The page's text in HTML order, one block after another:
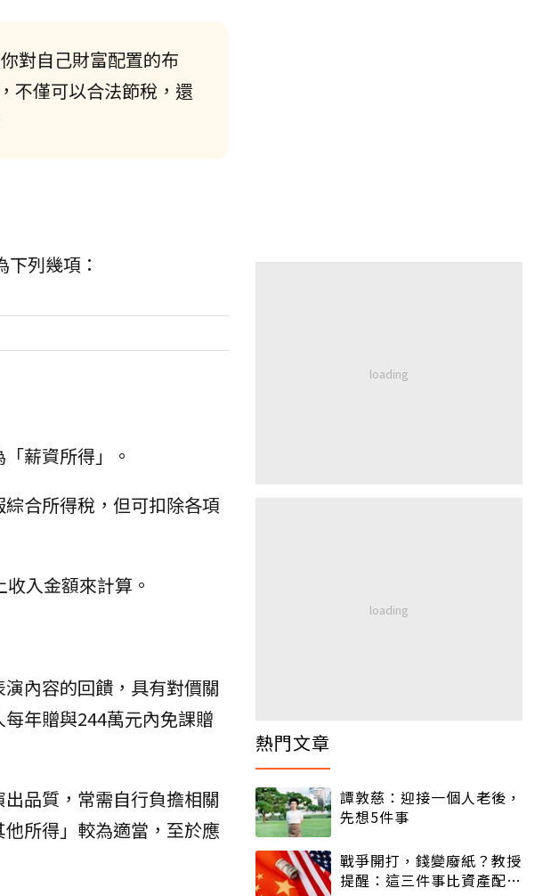
對自己財富配置的布
不僅可以合法節稅，還
列幾項：
薪資所得」。
合所得稅，但可扣除各項
入金額來計算。
內容的回饋，具有對價關
年贈與244萬元內免課贈
品質，常需自行負擔相關
所得」較為適當，至於應
熱門文章
譚敦慈：迎接一個人老後，
先想5件事
戰爭開打，錢變廢紙？教授
提醒：這三件事比資產配置